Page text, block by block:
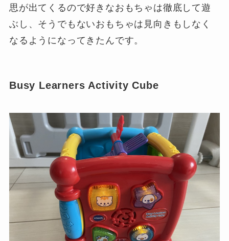
思が出てくるので好きなおもちゃは徹底して遊
ぶし、そうでもないおもちゃは見向きもしなく
なるようになってきたんです。
Busy Learners Activity Cube